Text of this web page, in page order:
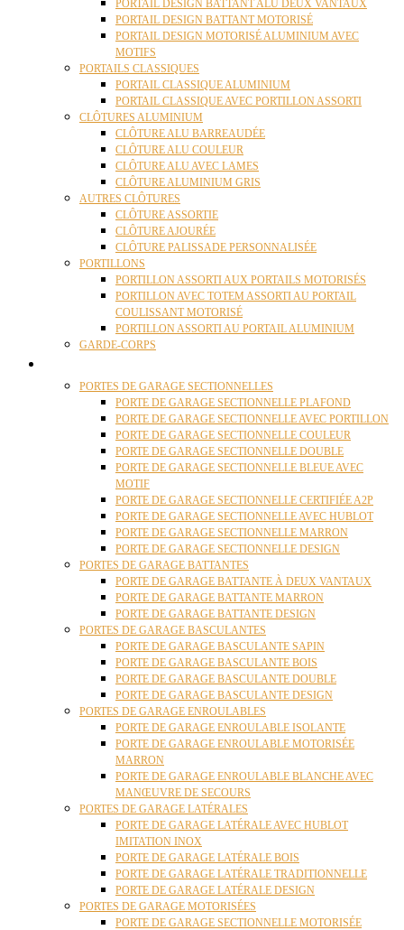
PORTAIL DESIGN BATTANT ALU DEUX VANTAUX
PORTAIL DESIGN BATTANT MOTORISÉ
PORTAIL DESIGN MOTORISÉ ALUMINIUM AVEC
MOTIFS
PORTAILS CLASSIQUES
PORTAIL CLASSIQUE ALUMINIUM
PORTAIL CLASSIQUE AVEC PORTILLON ASSORTI
CLÔTURES ALUMINIUM
CLÔTURE ALU BARREAUDÉE
CLÔTURE ALU COULEUR
CLÔTURE ALU AVEC LAMES
CLÔTURE ALUMINIUM GRIS
AUTRES CLÔTURES
CLÔTURE ASSORTIE
CLÔTURE AJOURÉE
CLÔTURE PALISSADE PERSONNALISÉE
PORTILLONS
PORTILLON ASSORTI AUX PORTAILS MOTORISÉS
PORTILLON AVEC TOTEM ASSORTI AU PORTAIL
COULISSANT MOTORISÉ
PORTILLON ASSORTI AU PORTAIL ALUMINIUM
GARDE-CORPS
PORTES DE GARAGE SECTIONNELLES
PORTE DE GARAGE SECTIONNELLE PLAFOND
PORTE DE GARAGE SECTIONNELLE AVEC PORTILLON
PORTE DE GARAGE SECTIONNELLE COULEUR
PORTE DE GARAGE SECTIONNELLE DOUBLE
PORTE DE GARAGE SECTIONNELLE BLEUE AVEC
MOTIF
PORTE DE GARAGE SECTIONNELLE CERTIFIÉE A2P
PORTE DE GARAGE SECTIONNELLE AVEC HUBLOT
PORTE DE GARAGE SECTIONNELLE MARRON
PORTE DE GARAGE SECTIONNELLE DESIGN
PORTES DE GARAGE BATTANTES
PORTE DE GARAGE BATTANTE À DEUX VANTAUX
PORTE DE GARAGE BATTANTE MARRON
PORTE DE GARAGE BATTANTE DESIGN
PORTES DE GARAGE BASCULANTES
PORTE DE GARAGE BASCULANTE SAPIN
PORTE DE GARAGE BASCULANTE BOIS
PORTE DE GARAGE BASCULANTE DOUBLE
PORTE DE GARAGE BASCULANTE DESIGN
PORTES DE GARAGE ENROULABLES
PORTE DE GARAGE ENROULABLE ISOLANTE
PORTE DE GARAGE ENROULABLE MOTORISÉE
MARRON
PORTE DE GARAGE ENROULABLE BLANCHE AVEC
MANŒUVRE DE SECOURS
PORTES DE GARAGE LATÉRALES
PORTE DE GARAGE LATÉRALE AVEC HUBLOT
IMITATION INOX
PORTE DE GARAGE LATÉRALE BOIS
PORTE DE GARAGE LATÉRALE TRADITIONNELLE
PORTE DE GARAGE LATÉRALE DESIGN
PORTES DE GARAGE MOTORISÉES
PORTE DE GARAGE SECTIONNELLE MOTORISÉE